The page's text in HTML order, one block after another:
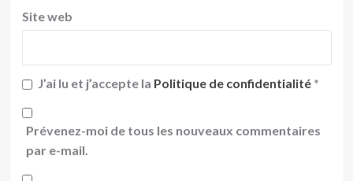
Site web
J’ai lu et j’accepte la Politique de confidentialité *
Prévenez-moi de tous les nouveaux commentaires
par e-mail.